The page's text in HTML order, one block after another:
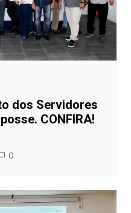
dos Servidores
CONFIRA!
0